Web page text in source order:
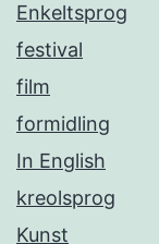
Enkeltsprog
festival
film
formidling
In English
kreolsprog
Kunst